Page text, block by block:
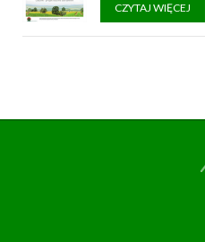
CZYTAJ WIĘCEJ